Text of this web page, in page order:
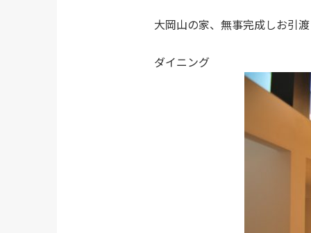
大岡山の家、無事完成しお引
ダイニング